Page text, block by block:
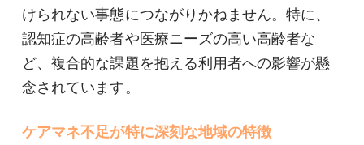
けられない事態につながりかねません。特に、
認知症の高齢者や医療ニーズの高い高齢者な
ど、複合的な課題を抱える利用者への影響が懸
念されています。
ケアマネ不足が特に深刻な地域の特徴